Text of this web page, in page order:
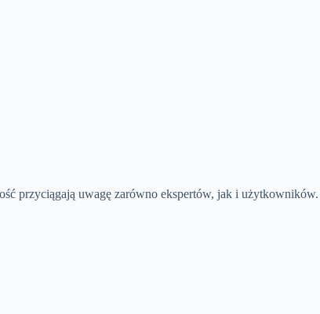
przyciągają uwagę zarówno ekspertów, jak i użytkowników.